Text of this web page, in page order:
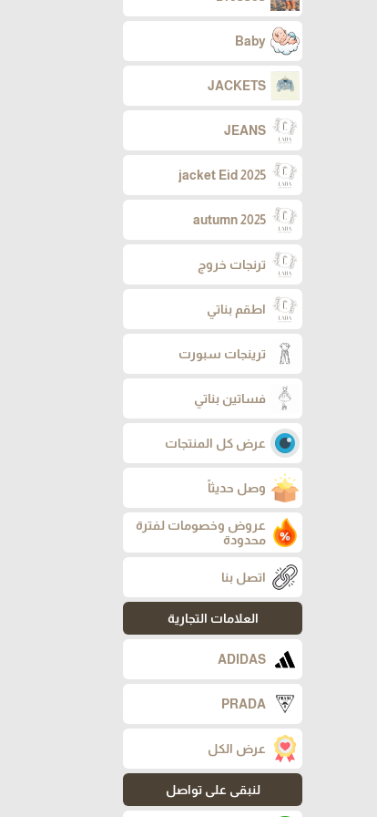
Baby
JACKETS
JEANS
jacket Eid 2025
autumn 2025
ترنجات خروج
اطقم بناتي
ترينجات سبورت
فساتين بناتي
عرض كل المنتجات
وصل حديثاً
عروض وخصومات لفترة
محدودة
اتصل بنا
العلامات التجارية
ADIDAS
PRADA
عرض الكل
لنبقى على تواصل